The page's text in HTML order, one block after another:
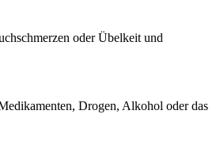
oder Übelkeit und
Drogen, Alkohol oder das